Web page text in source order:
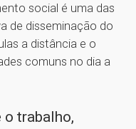
social é uma das
de disseminação do
a distância e o
comuns no dia a
o trabalho,